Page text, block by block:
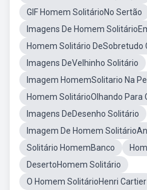
GIF Homem SolitárioNo Sertão
Imagens De Homem
Homem Solitário DeSobretudo
Imagens DeVelhinho Solitário
Imagem HomemSolitario Na
Homem SolitárioOlhando Para
Imagens DeDesenho Solitário
Imagem De Homem
Solitário HomemBanco
DesertoHomem Solitário
O Homem SolitárioHenri Cartier